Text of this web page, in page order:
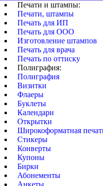
Печати и штампы:
Печати, штампы
Печать для ИП
Печать для ООО
Изготовление штампов
Печать для врача
Печать по оттиску
Полиграфия:
Полиграфия
Визитки
Флаеры
Буклеты
Календари
Открытки
Широкоформатная
Стикеры
Конверты
Купоны
Бирки
Абонементы
Анкеты